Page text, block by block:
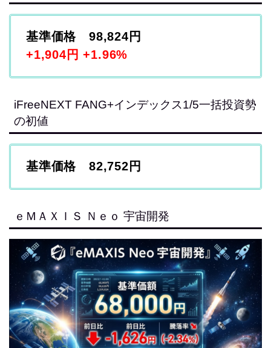
基準価格 98,824円
+1,904円 +1.96%
iFreeNEXT FANG+インデックス1/5一括投資勢
の初値
基準価格 82,752円
ｅＭＡＸＩＳ Ｎｅｏ 宇宙開発